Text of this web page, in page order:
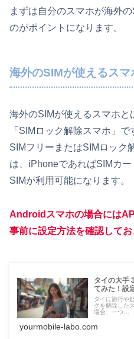
まずは自分のスマホが海外
のがポイントになります。
海外のSIMが使えるスマ
海外のSIMが使えるスマホ
「SIMロック解除スマホ」で
SIMフリーまたはSIMロック
は、iPhoneであればSIMカ
SIMが利用可能になります。
Androidスマホの場合には
事前に設定方法を確認してお
タイの大手
てみた！設
タイに旅行や
クを解除した
場合、一つ…
yourmobile-labo.com